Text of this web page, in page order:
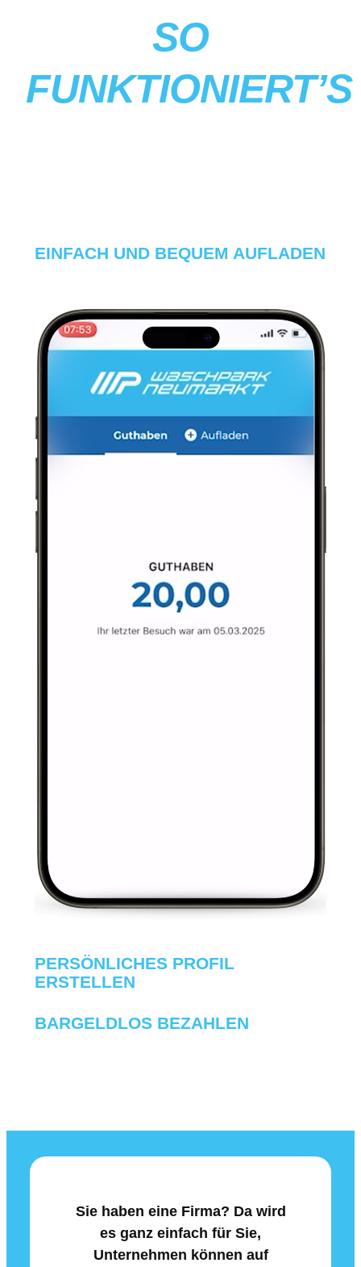
SO
FUNKTIONIERT’S
EINFACH UND BEQUEM AUFLADEN
PERSÖNLICHES PROFIL
ERSTELLEN
BARGELDLOS BEZAHLEN
Sie haben eine Firma? Da wird
es ganz einfach für Sie,
Unternehmen können auf